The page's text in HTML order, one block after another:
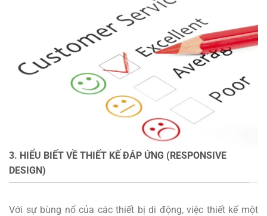
3. HIỂU BIẾT VỀ THIẾT KẾ ĐÁP ỨNG (RESPONSIVE
DESIGN)
Với sự bùng nổ của các thiết bị di động, việc thiết kế một